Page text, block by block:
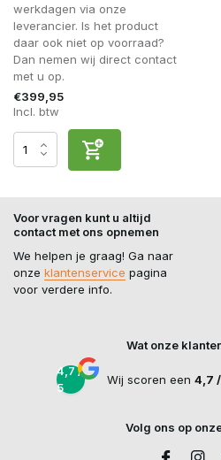
werkdagen via onze
leverancier. Is het product
daar ook niet op voorraad?
Dan nemen wij direct contact
met u op.
€399,95
Incl. btw
Voor vragen kunt u altijd
contact met ons opnemen
We helpen je graag! Ga naar
onze klantenservice pagina
voor verdere info.
Wat onze
4,7 /
5
Wij scoren een 4,7
Volg ons op